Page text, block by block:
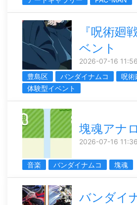
『呪術廻
ベント
2026-07-16
豊島区
バンダイナムコ
呪術
体験型イベント
塊魂アナ
2026-07-16
音楽 バンダイナムコ 塊魂
バンダイ